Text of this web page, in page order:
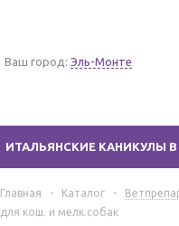
Ваш город: Эль-Монте
ИТАЛЬЯНСКИЕ КАНИКУЛЫ
Главная - Каталог -
для кош. и мелк.собак